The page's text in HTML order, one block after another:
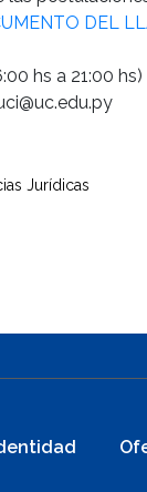
DEL
hs a 21:00 hs)
Jurídicas